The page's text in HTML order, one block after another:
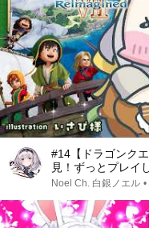
#14【ドラゴンク
見！ずっとプレイ
ノエル/ホロライブ
Noel Ch. 白銀ノエル •